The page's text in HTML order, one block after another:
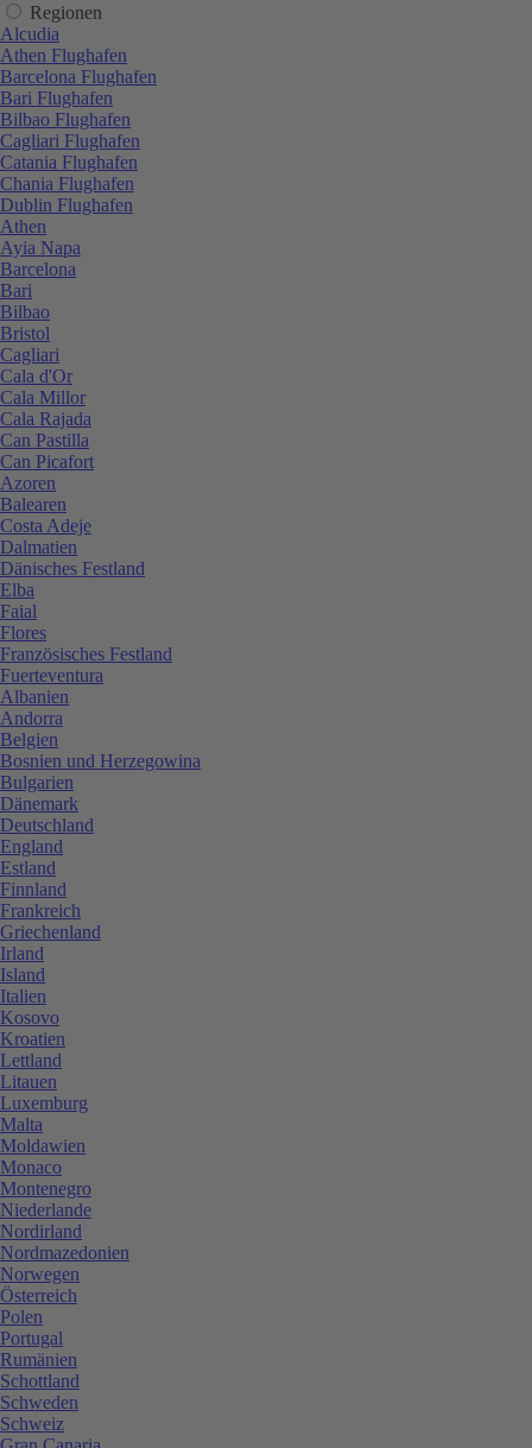
Regionen
Alcudia
Athen Flughafen
Barcelona Flughafen
Bari Flughafen
Bilbao Flughafen
Cagliari Flughafen
Catania Flughafen
Chania Flughafen
Dublin Flughafen
Athen
Ayia Napa
Barcelona
Bari
Bilbao
Bristol
Cagliari
Cala d'Or
Cala Millor
Cala Rajada
Can Pastilla
Can Picafort
Azoren
Balearen
Costa Adeje
Dalmatien
Dänisches Festland
Elba
Faial
Flores
Französisches Festland
Fuerteventura
Albanien
Andorra
Belgien
Bosnien und Herzegowina
Bulgarien
Dänemark
Deutschland
England
Estland
Finnland
Frankreich
Griechenland
Irland
Island
Italien
Kosovo
Kroatien
Lettland
Litauen
Luxemburg
Malta
Moldawien
Monaco
Montenegro
Niederlande
Nordirland
Nordmazedonien
Norwegen
Österreich
Polen
Portugal
Rumänien
Schottland
Schweden
Schweiz